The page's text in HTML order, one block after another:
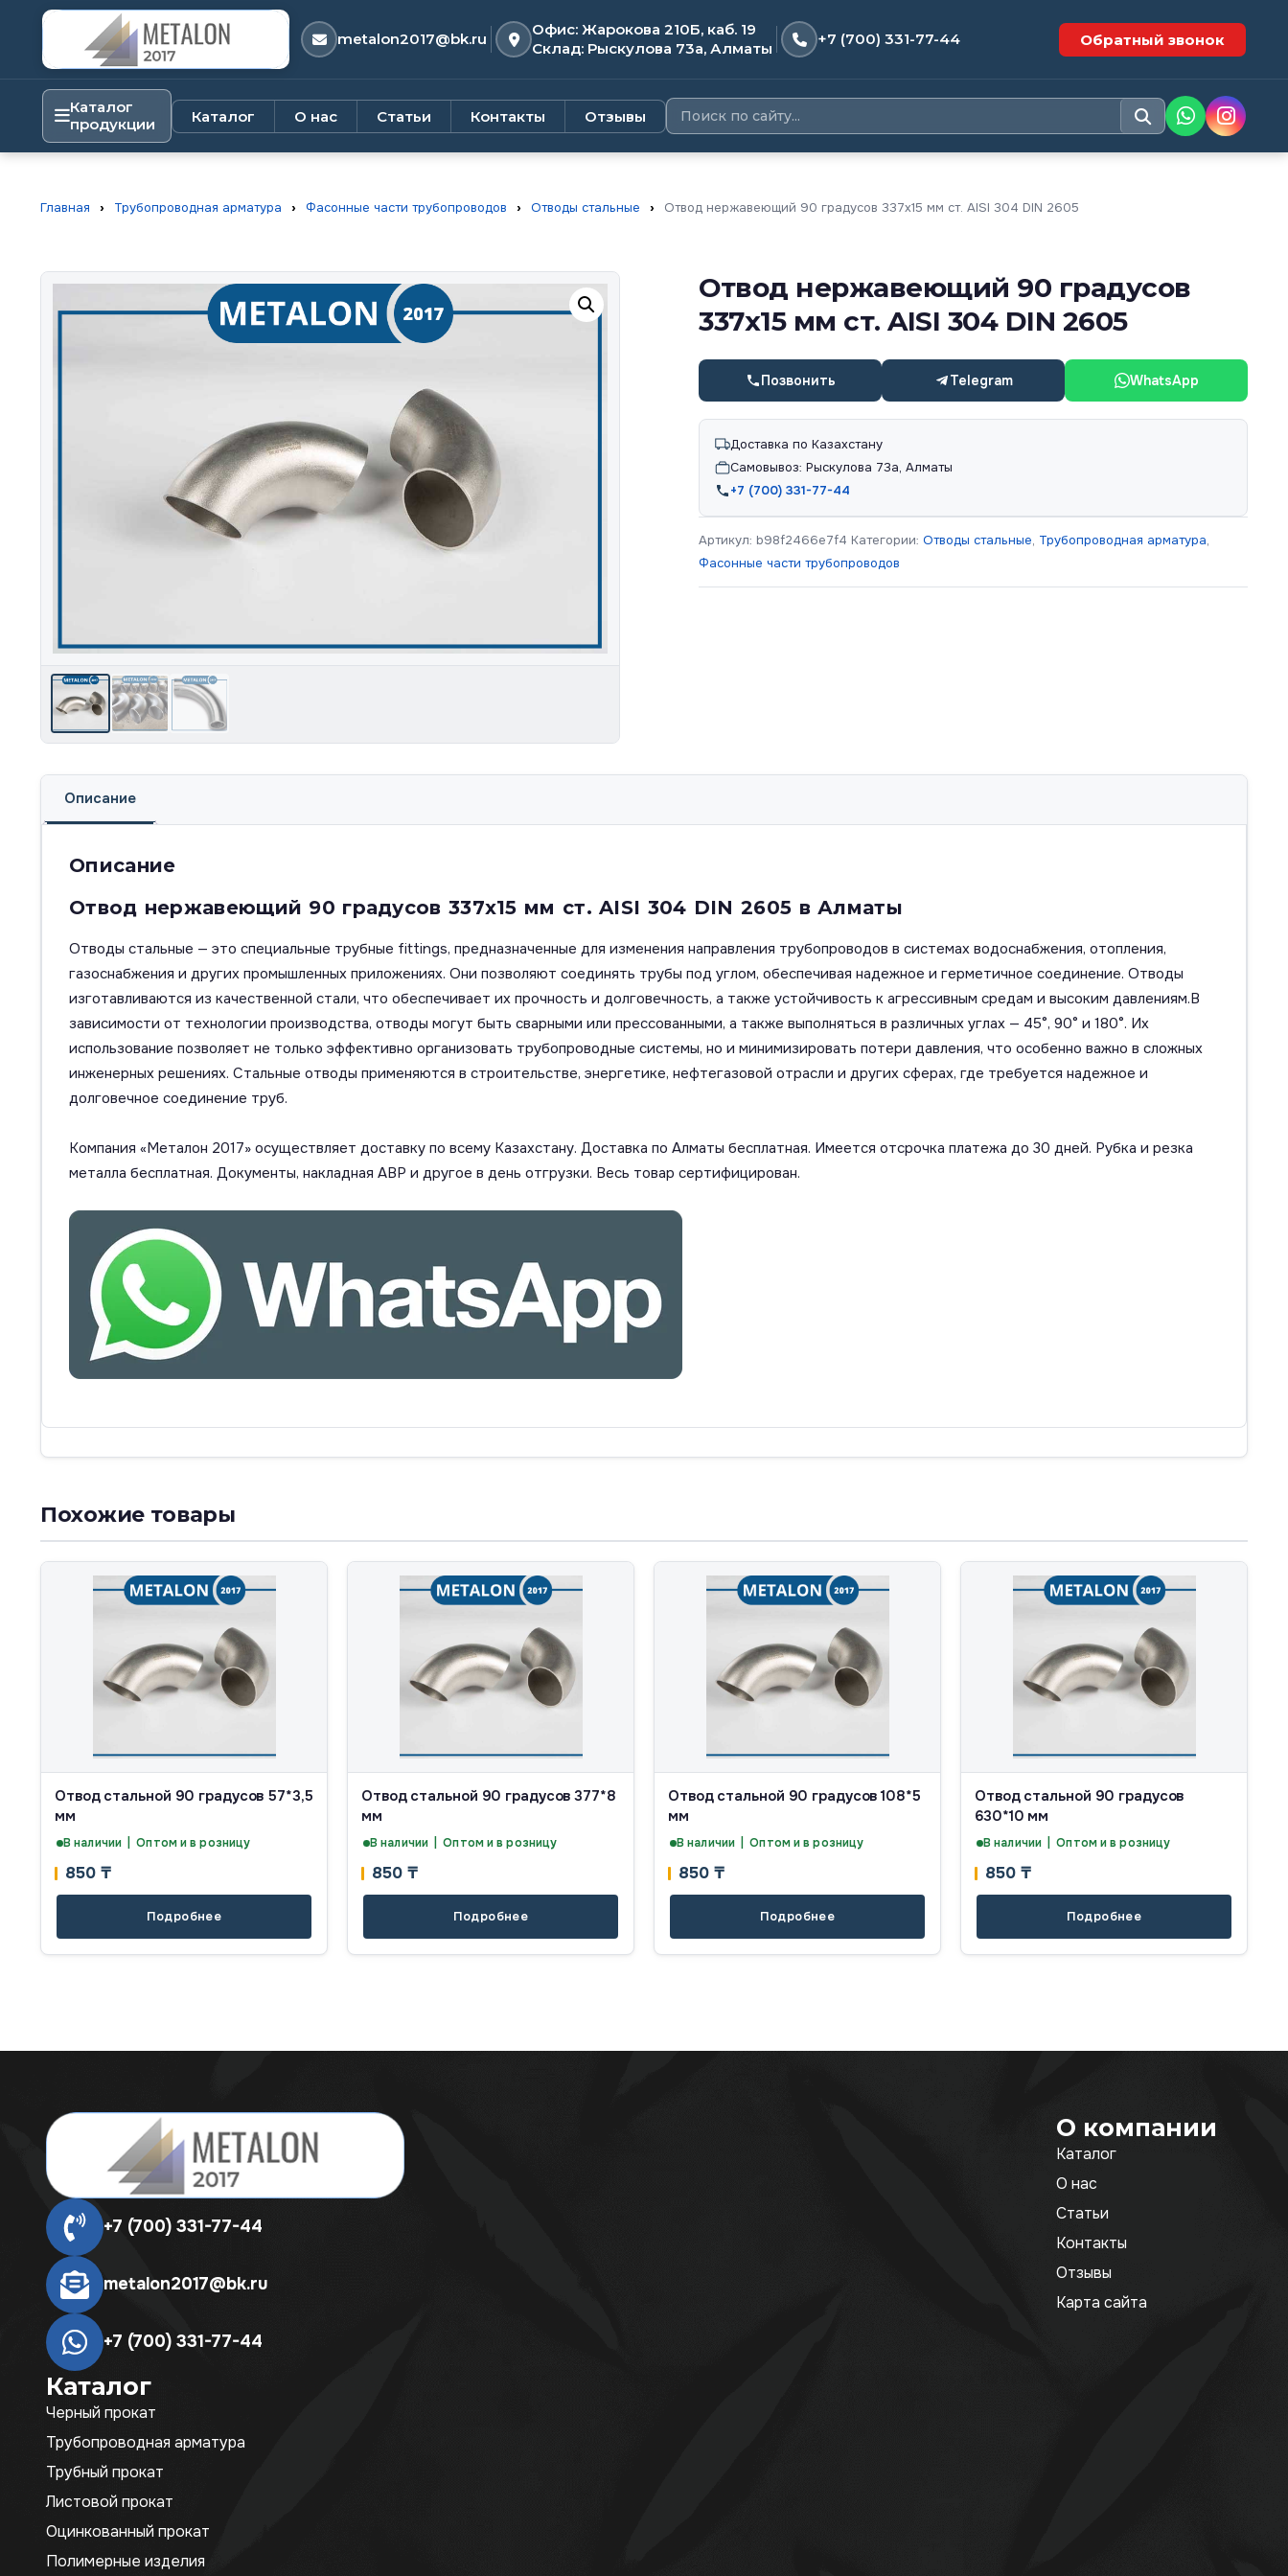
metalon2017@bk.ru
Офис: Жарокова 210Б, каб. 19
Склад: Рыскулова 73а, Алматы
+7 (700) 331-77-44 Обратный звонок
Каталог
продукции
Каталог О нас Статьи Контакты Отзывы
Главная › Трубопроводная арматура › Фасонные части трубопроводов › Отводы стальные › Отвод нержавеющий 90 градусов 337х15 мм ст. AISI 304 DIN 2605
Отвод нержавеющий 90 градусов
337х15 мм ст. AISI 304 DIN 2605
Позвонить Telegram WhatsApp
Доставка по Казахстану
Самовывоз: Рыскулова 73а, Алматы
+7 (700) 331-77-44
Артикул: b98f2466e7f4 Категории:Отводы стальные, Трубопроводная арматура,
Фасонные части трубопроводов
Описание
Описание
Отвод нержавеющий 90 градусов 337х15 мм ст. AISI 304 DIN 2605 в Алматы
Отводы стальные — это специальные трубные fittings, предназначенные для изменения направления трубопроводов в системах водоснабжения, отопления,
газоснабжения и других промышленных приложениях. Они позволяют соединять трубы под углом, обеспечивая надежное и герметичное соединение. Отводы
изготавливаются из качественной стали, что обеспечивает их прочность и долговечность, а также устойчивость к агрессивным средам и высоким давлениям.В
зависимости от технологии производства, отводы могут быть сварными или прессованными, а также выполняться в различных углах — 45°, 90° и 180°. Их
использование позволяет не только эффективно организовать трубопроводные системы, но и минимизировать потери давления, что особенно важно в сложных
инженерных решениях. Стальные отводы применяются в строительстве, энергетике, нефтегазовой отрасли и других сферах, где требуется надежное и
долговечное соединение труб.
Компания «Металон 2017» осуществляет доставку по всему Казахстану. Доставка по Алматы бесплатная. Имеется отсрочка платежа до 30 дней. Рубка и резка
металла бесплатная. Документы, накладная АВР и другое в день отгрузки. Весь товар сертифицирован.
Похожие товары
Отвод стальной 90 градусов 57*3,5
мм
В наличии | Оптом и в розницу
850 ₸
Подробнее
Отвод стальной 90 градусов 377*8
мм
В наличии | Оптом и в розницу
850 ₸
Подробнее
Отвод стальной 90 градусов 108*5
мм
В наличии | Оптом и в розницу
850 ₸
Подробнее
Отвод стальной 90 градусов
630*10 мм
В наличии | Оптом и в розницу
850 ₸
Подробнее
+7 (700) 331-77-44
metalon2017@bk.ru
+7 (700) 331-77-44
Каталог
Черный прокат
Трубопроводная арматура
Трубный прокат
Листовой прокат
Оцинкованный прокат
Полимерные изделия
О компании
Каталог
О нас
Статьи
Контакты
Отзывы
Карта сайта